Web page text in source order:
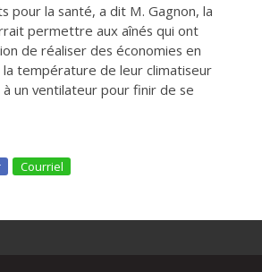
pour la santé, a dit M. Gagnon, la
permettre aux aînés qui ont
de réaliser des économies en
température de leur climatiseur
un ventilateur pour finir de se
Courriel